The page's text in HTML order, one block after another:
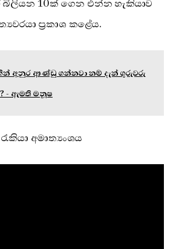
10ක් ගෙන එන්න හැකියාව
ප්‍රකාශ කළේය.
අනුර ආණ්ඩු ගන්නවා නම් දැන් ගුරුවරු
- ඇමති මනූෂ
අමාත්‍යංශය